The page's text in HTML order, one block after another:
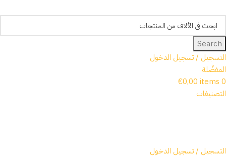
Search
التسجيل / تسجيل الدخول
المفضّلة
0
items
€0,00
التصنيفات
التسجيل / تسجيل الدخول